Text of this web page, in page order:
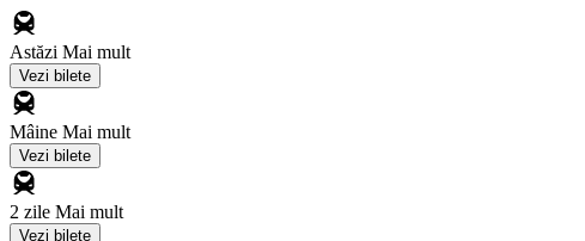
Astăzi Mai mult
Vezi bilete
Mâine Mai mult
Vezi bilete
2 zile Mai mult
Vezi bilete